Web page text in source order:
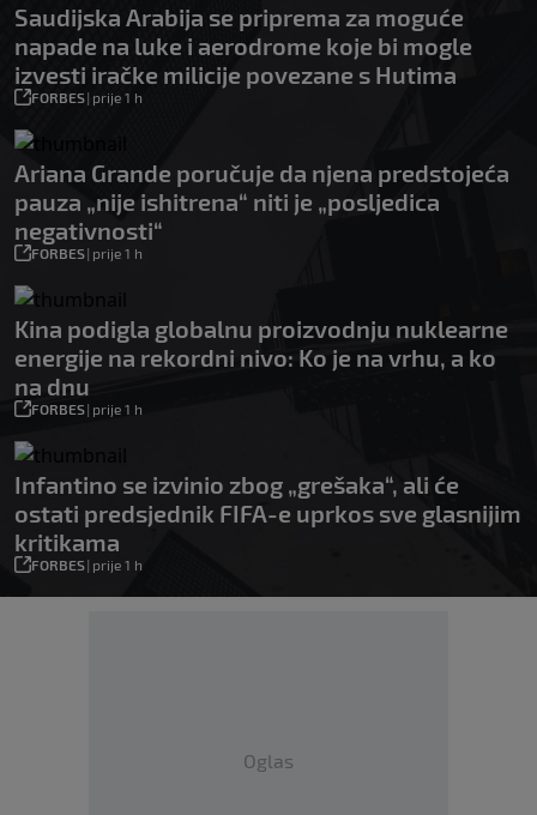
Saudijska Arabija se priprema za moguće
napade na luke i aerodrome koje bi mogle
izvesti iračke milicije povezane s Hutima
FORBES| prije 1 h
Ariana Grande poručuje da njena predstojeća
pauza „nije ishitrena“ niti je „posljedica
negativnosti“
FORBES| prije 1 h
Kina podigla globalnu proizvodnju nuklearne
energije na rekordni nivo: Ko je na vrhu, a ko
na dnu
FORBES| prije 1 h
Infantino se izvinio zbog „grešaka“, ali će
ostati predsjednik FIFA-e uprkos sve glasnijim
kritikama
FORBES| prije 1 h
Oglas